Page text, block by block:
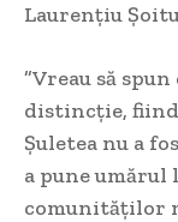
Laurențiu
”Vreau să
distincție,
Șuletea nu a
a pune
comunităților